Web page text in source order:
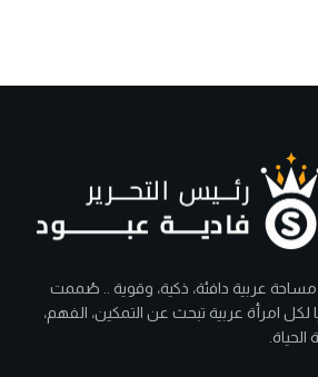
عربية دافئة، ذكية، وقوية .. صُممت
امرأة عربية تبحث عن التمكين، الفهم،